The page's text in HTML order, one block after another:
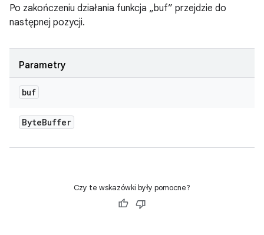
Po zakończeniu działania funkcja „buf” przejdzie do
następnej pozycji.
Parametry
buf
ByteBuffer
Czy te wskazówki były pomocne?